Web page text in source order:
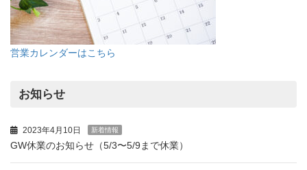
営業カレンダーはこちら
お知らせ
2023年4月10日 新着情報
GW休業のお知らせ（5/3〜5/9まで休業）